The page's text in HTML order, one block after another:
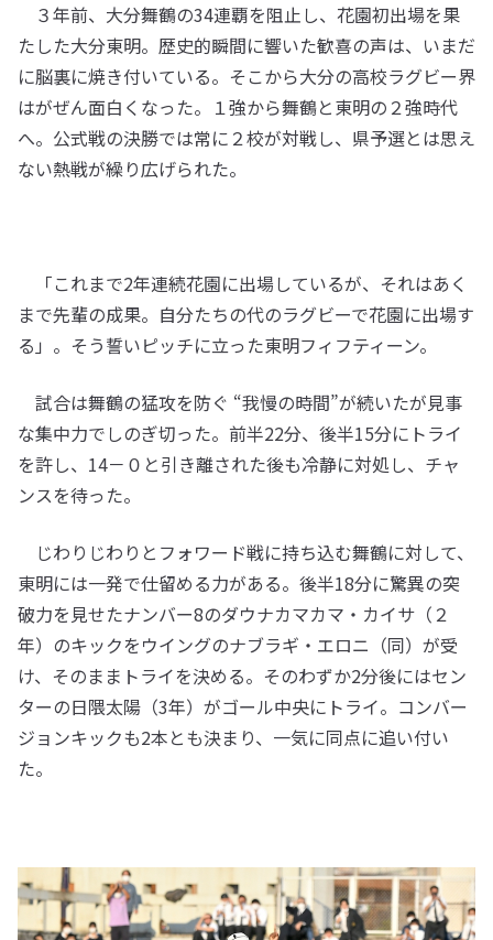
３年前、大分舞鶴の34連覇を阻止し、花園初出場を果
たした大分東明。歴史的瞬間に響いた歓喜の声は、いまだ
に脳裏に焼き付いている。そこから大分の高校ラグビー界
はがぜん面白くなった。１強から舞鶴と東明の２強時代
へ。公式戦の決勝では常に２校が対戦し、県予選とは思え
ない熱戦が繰り広げられた。
「これまで2年連続花園に出場しているが、それはあく
まで先輩の成果。自分たちの代のラグビーで花園に出場す
る」。そう誓いピッチに立った東明フィフティーン。
試合は舞鶴の猛攻を防ぐ “我慢の時間”が続いたが見事
な集中力でしのぎ切った。前半22分、後半15分にトライ
を許し、14－０と引き離された後も冷静に対処し、チャ
ンスを待った。
じわりじわりとフォワード戦に持ち込む舞鶴に対して、
東明には一発で仕留める力がある。後半18分に驚異の突
破力を見せたナンバー8のダウナカマカマ・カイサ（２
年）のキックをウイングのナブラギ・エロニ（同）が受
け、そのままトライを決める。そのわずか2分後にはセン
ターの日隈太陽（3年）がゴール中央にトライ。コンバー
ジョンキックも2本とも決まり、一気に同点に追い付い
た。